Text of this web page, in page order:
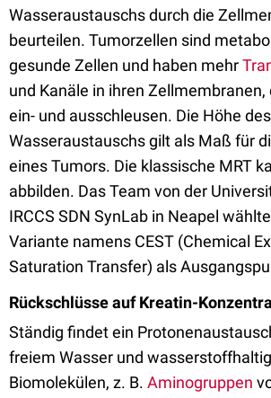
Wasseraustauschs durch die
beurteilen. Tumorzellen sind
gesunde Zellen und haben mehr
und Kanäle in ihren Zellmembranen,
ein- und ausschleusen. Die Höhe des
Wasseraustauschs gilt als Maß für
eines Tumors. Die klassische MRT
abbilden. Das Team von der
IRCCS SDN SynLab in Neapel
Variante namens CEST (Chemical
Saturation Transfer) als
Rückschlüsse auf Kreatin-
Ständig findet ein
freiem Wasser und
Biomolekülen, z. B. Aminogruppen